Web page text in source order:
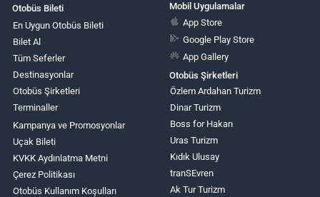
Otobüs Bileti
En Uygun Otobüs Bileti
Bilet Al
Tüm Seferler
Destinasyonlar
Otobüs Şirketleri
Terminaller
Kampanya ve Promosyonlar
Uçak Bileti
KVKK Aydınlatma Metni
Çerez Politikası
Otobüs Kullanım Koşulları
Mobil Uygulamalar
App Store
Google Play Store
App Gallery
Otobüs Şirketleri
Özlem Ardahan Turizm
Dinar Turizm
Boss for Hakan
Uras Turizm
Kıdık Ulusay
tranSEvren
Ak Tur Turizm